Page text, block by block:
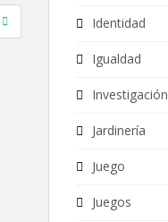
Identidad
Igualdad
Investigación
Jardinería
Juego
Juegos